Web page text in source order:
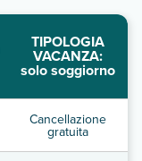
TIPOLOGIA
VACANZA:
solo soggiorno
Cancellazione
gratuita